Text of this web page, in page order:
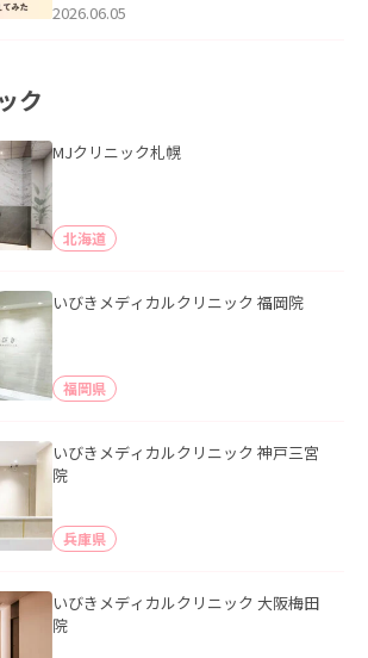
2026.06.05
ク
MJクリニック札幌
北海道
いびきメディカルクリニック 福岡院
福岡県
いびきメディカルクリニック 神戸三宮
院
兵庫県
いびきメディカルクリニック 大阪梅田
院